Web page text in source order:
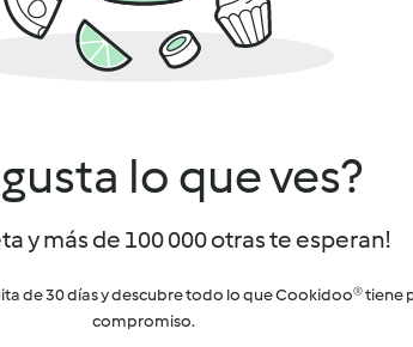
lo que ves?
y más de 100 000 otras te esperan!
de 30 días y descubre todo lo que Cookidoo® tiene
compromiso.